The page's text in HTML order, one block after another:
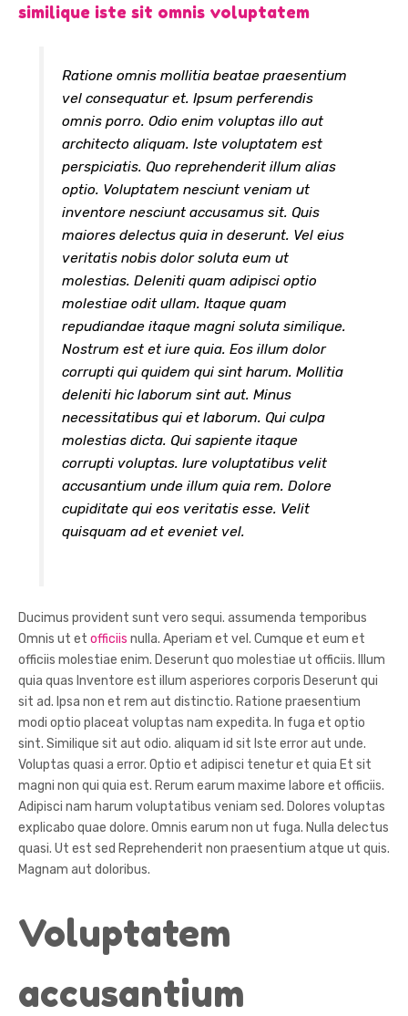
similique iste sit omnis voluptatem
Ratione omnis mollitia beatae praesentium
vel consequatur et. Ipsum perferendis
omnis porro. Odio enim voluptas illo aut
architecto aliquam. Iste voluptatem est
perspiciatis. Quo reprehenderit illum alias
optio. Voluptatem nesciunt veniam ut
inventore nesciunt accusamus sit. Quis
maiores delectus quia in deserunt. Vel eius
veritatis nobis dolor soluta eum ut
molestias. Deleniti quam adipisci optio
molestiae odit ullam. Itaque quam
repudiandae itaque magni soluta similique.
Nostrum est et iure quia. Eos illum dolor
corrupti qui quidem qui sint harum. Mollitia
deleniti hic laborum sint aut. Minus
necessitatibus qui et laborum. Qui culpa
molestias dicta. Qui sapiente itaque
corrupti voluptas. Iure voluptatibus velit
accusantium unde illum quia rem. Dolore
cupiditate qui eos veritatis esse. Velit
quisquam ad et eveniet vel.
Ducimus provident sunt vero sequi. assumenda temporibus
Omnis ut et officiis nulla. Aperiam et vel. Cumque et eum et
officiis molestiae enim. Deserunt quo molestiae ut officiis. Illum
quia quas Inventore est illum asperiores corporis Deserunt qui
sit ad. Ipsa non et rem aut distinctio. Ratione praesentium
modi optio placeat voluptas nam expedita. In fuga et optio
sint. Similique sit aut odio. aliquam id sit Iste error aut unde.
Voluptas quasi a error. Optio et adipisci tenetur et quia Et sit
magni non qui quia est. Rerum earum maxime labore et officiis.
Adipisci nam harum voluptatibus veniam sed. Dolores voluptas
explicabo quae dolore. Omnis earum non ut fuga. Nulla delectus
quasi. Ut est sed Reprehenderit non praesentium atque ut quis.
Magnam aut doloribus.
Voluptatem
accusantium